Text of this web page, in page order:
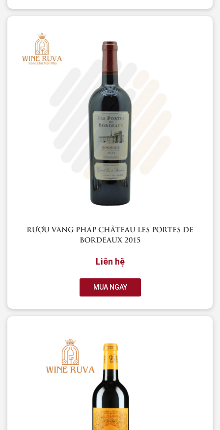
RƯỢU VANG PHÁP CHÂTEAU LES PORTES DE
BORDEAUX 2015
Liên hệ
MUA NGAY